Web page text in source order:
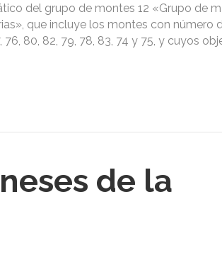
del grupo de montes 12 «Grupo de
que incluye los montes con número
76, 80, 82, 79, 78, 83, 74 y 75, y cuyos
de la